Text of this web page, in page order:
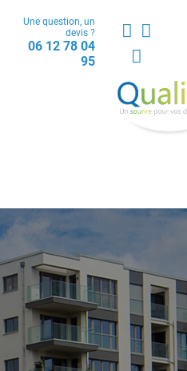
Une question, un
devis ?
06 12 78 04
95